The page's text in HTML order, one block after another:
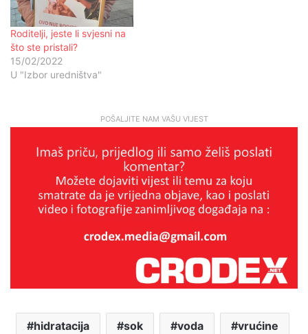
Roditelji, jeste li svjesni na
što ste pristali?
15/02/2022
U "Izbor uredništva"
POŠALJITE NAM VAŠU VIJEST
hidratacija sok voda vrućine